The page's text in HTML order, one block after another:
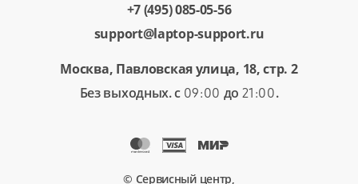
+7 (495) 085-05-56
support@laptop-support.ru
Москва, Павловская улица, 18, стр. 2
Без выходных. с 09:00 до 21:00.
© Сервисный центр,